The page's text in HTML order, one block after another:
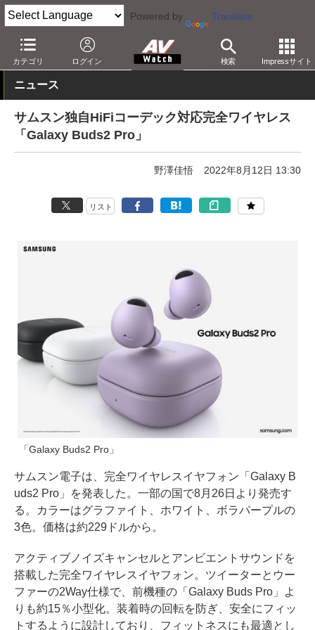
Powered by Translate
カテゴリ ログイン 検索 Impressサイト
AV Watch 製品 ヘッドフォン その他
ニュース
サムスン独自HiFiコーデック対応完全ワイヤレス
「Galaxy Buds2 Pro」
野澤佳悟 2022年8月12日 13:30
リスト
「Galaxy Buds2 Pro」
サムスン電子は、完全ワイヤレスイヤフォン「Galaxy B
uds2 Pro」を発表した。一部の国で8月26日より発売す
る。カラーはグラファイト、ホワイト、ボラパープルの
3色。価格は約229ドルから。
アクティブノイズキャンセルとアンビエントサウンドを
搭載した完全ワイヤレスイヤフォン。ツイーターとウー
ファーの2Way仕様で、前機種の「Galaxy Buds Pro」よ
りも約15％小型化。装着時の回転を防ぎ、安全にフィッ
トするように設計しており、フィットネスにも最適とし